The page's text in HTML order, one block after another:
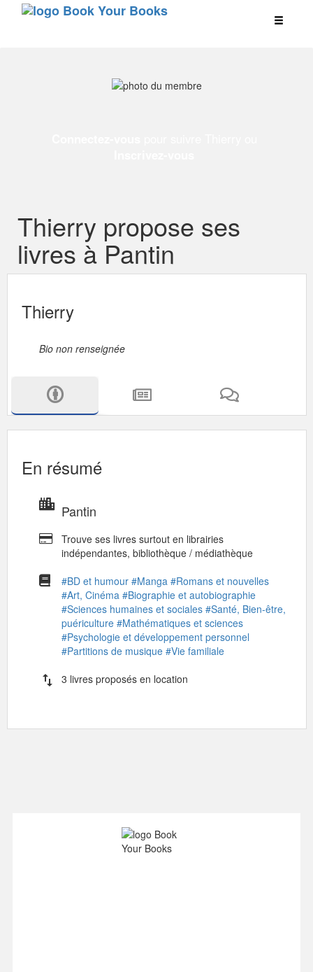
Thierry propose ses
livres à Pantin
Thierry
Bio non renseignée
En résumé
Pantin
Trouve ses livres surtout en librairies
indépendantes, bibliothèque / médiathèque
#BD et humour #Manga #Romans et nouvelles
#Art, Cinéma #Biographie et autobiographie
#Sciences humaines et sociales #Santé, Bien-être,
puériculture #Mathématiques et sciences
#Psychologie et développement personnel
#Partitions de musique #Vie familiale
import_export 3 livres proposés en location